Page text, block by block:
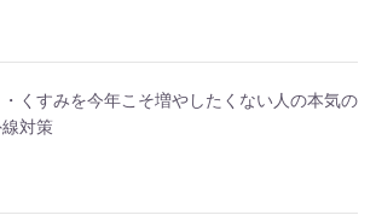
・くすみを今年こそ増やしたくない人の本気の
対策